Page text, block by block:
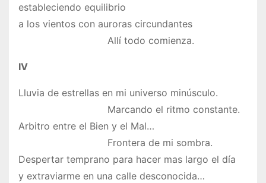
estableciendo equilibrio
a los vientos con auroras circundantes
Allí todo comienza.
IV
Lluvia de estrellas en mi universo minúsculo.
Marcando el ritmo constante.
Arbitro entre el Bien y el Mal…
Frontera de mi sombra.
Despertar temprano para hacer mas largo el día
y extraviarme en una calle desconocida…